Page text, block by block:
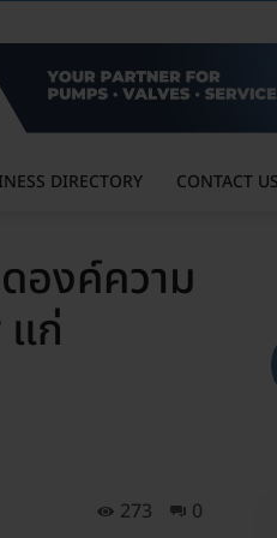
DIRECTORY CONTACT
องค์ความ
ก่
0
273